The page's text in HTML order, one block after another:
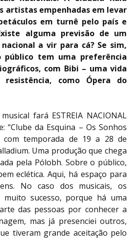
artistas empenhadas em levar
em turnê pelo país e
alguma previsão de um
a vir para cá? Se sim,
público tem uma preferência
com Bibi – uma vida
como Ópera do
fará ESTREIA NACIONAL
“Clube da Esquina – Os Sonhos
com temporada de 19 a 28 de
Uma produção que chega
pela Pólobh. Sobre o público,
eclética. Aqui, há espaço para
No caso dos musicais, os
muito sucesso, porque há uma
das pessoas por conhecer a
mas já presenciei outros,
tiveram grande aceitação pelo